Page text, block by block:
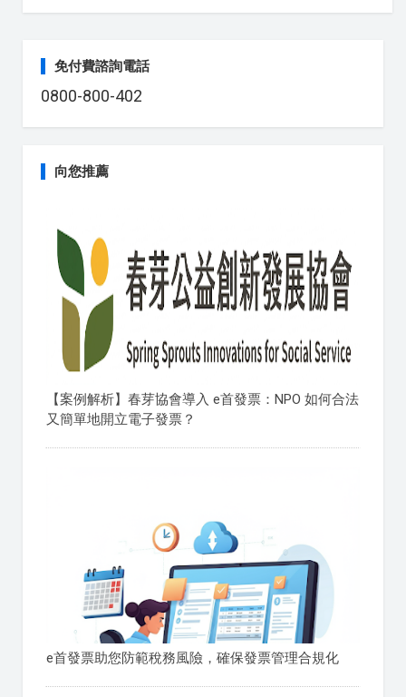
免付費諮詢電話
0800-800-402
向您推薦
【案例解析】春芽協會導入 e首發票：NPO 如何合法
又簡單地開立電子發票？
e首發票助您防範稅務風險，確保發票管理合規化